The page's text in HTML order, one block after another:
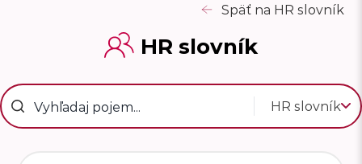
Späť na HR slovník
HR slovník
HR slovník